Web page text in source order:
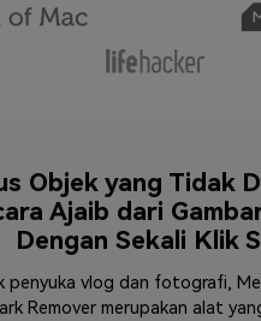
Objek yang Tidak
Ajaib dari
Dengan Sekali Klik
penyuka vlog dan fotografi,
Remover merupakan alat